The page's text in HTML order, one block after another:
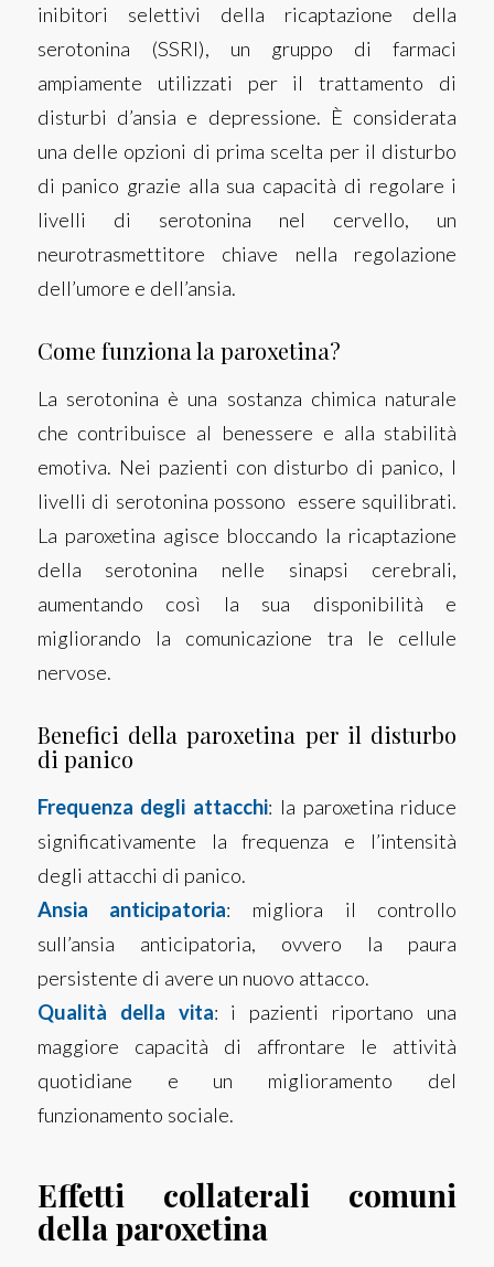
inibitori selettivi della ricaptazione della
serotonina (SSRI), un gruppo di farmaci
ampiamente utilizzati per il trattamento di
disturbi d’ansia e depressione. È considerata
una delle opzioni di prima scelta per il disturbo
di panico grazie alla sua capacità di regolare i
livelli di serotonina nel cervello, un
neurotrasmettitore chiave nella regolazione
dell’umore e dell’ansia.
Come funziona la paroxetina?
La serotonina è una sostanza chimica naturale
che contribuisce al benessere e alla stabilità
emotiva. Nei pazienti con disturbo di panico, I
livelli di serotonina possono essere squilibrati.
La paroxetina agisce bloccando la ricaptazione
della serotonina nelle sinapsi cerebrali,
aumentando così la sua disponibilità e
migliorando la comunicazione tra le cellule
nervose.
Benefici della paroxetina per il disturbo
di panico
Frequenza degli attacchi: la paroxetina riduce
significativamente la frequenza e l’intensità
degli attacchi di panico.
Ansia anticipatoria: migliora il controllo
sull’ansia anticipatoria, ovvero la paura
persistente di avere un nuovo attacco.
Qualità
della vita: i pazienti riportano una
maggiore capacità di affrontare le attività
quotidiane e un miglioramento del
funzionamento sociale.
Effetti collaterali comuni
della paroxetina